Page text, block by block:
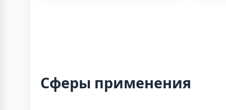
Сферы применения